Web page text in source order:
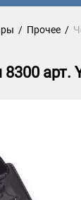
/ Прочее /
арт.